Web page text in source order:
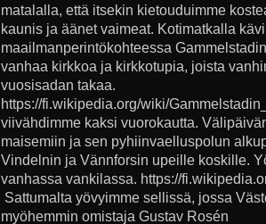
matalalla, että itsekin kietouduimme
kaunis ja äänet vaimeat. Kotimatkalla
maailmanperintökohteessa
vanhaa kirkkoa ja kirkkotupia, joista
vuosisadan takaa.
https://fi.wikipedia.org/wiki/
viivähdimme kaksi vuorokautta.
maisemiin ja sen pyhiinvaelluspolun
Vindelnin ja Vännforsin upeille koskille.
vanhassa vankilassa. https://
Sattumalta yövyimme sellissä, jossa
myöhemmin omistaja Gustav Rosén